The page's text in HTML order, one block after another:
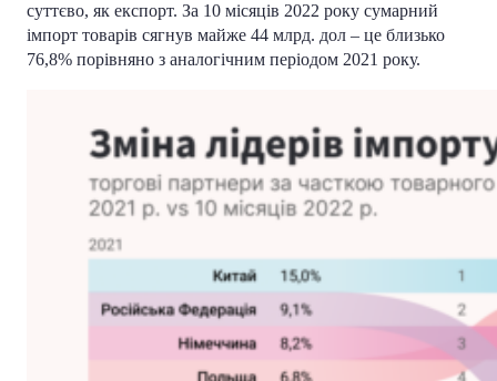
суттєво, як експорт. За 10 місяців 2022 року сумарний
імпорт товарів сягнув майже 44 млрд. дол – це близько
76,8% порівняно з аналогічним періодом 2021 року.